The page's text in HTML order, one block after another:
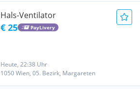
Hals-Ventilator
€ 25 PayLivery
Heute, 22:38 Uhr
1050 Wien, 05. Bezirk, Margareten